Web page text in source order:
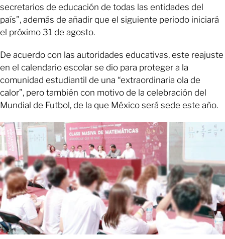
secretarios de educación de todas las entidades del
país”, además de añadir que el siguiente periodo iniciará
el próximo 31 de agosto.
De acuerdo con las autoridades educativas, este reajuste
en el calendario escolar se dio para proteger a la
comunidad estudiantil de una “extraordinaria ola de
calor”, pero también con motivo de la celebración del
Mundial de Futbol, de la que México será sede este año.